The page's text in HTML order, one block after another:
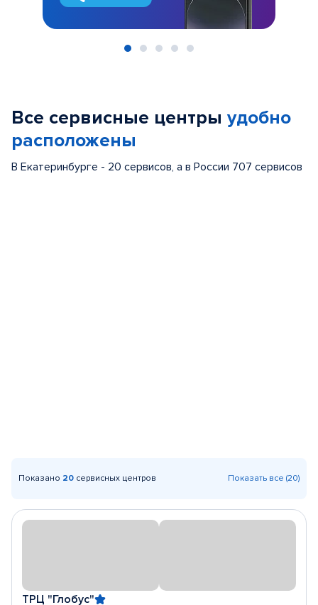
Все сервисные центры удобно
расположены
В Екатеринбурге - 20 сервисов, а в России 707 сервисов
Показано 20 сервисных центров Показать все (20)
ТРЦ "Глобус"